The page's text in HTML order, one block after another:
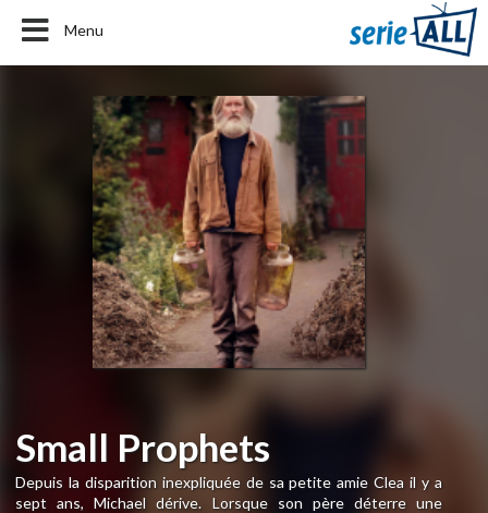
Menu
Small Prophets
Depuis la disparition inexpliquée de sa petite amie Clea il y a
sept ans, Michael dérive. Lorsque son père déterre une